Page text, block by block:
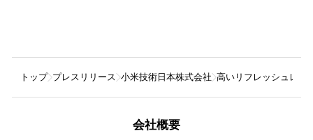
トップ プレスリリース 小米技術日本株式会社 高いリフレッシュレー
会社概要